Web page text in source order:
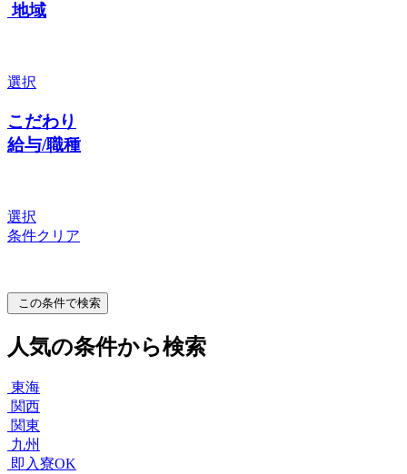
地域
選択
こだわり
給与/職種
選択
条件クリア
この条件で検索
人気の条件から検索
東海
関西
関東
九州
即入寮OK